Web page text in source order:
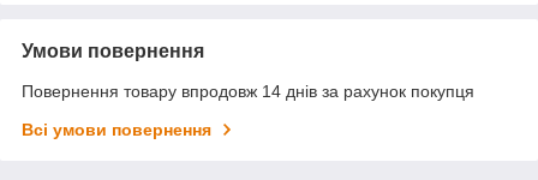
Умови повернення
Повернення товару впродовж 14 днів за рахунок покупця
Всі умови повернення